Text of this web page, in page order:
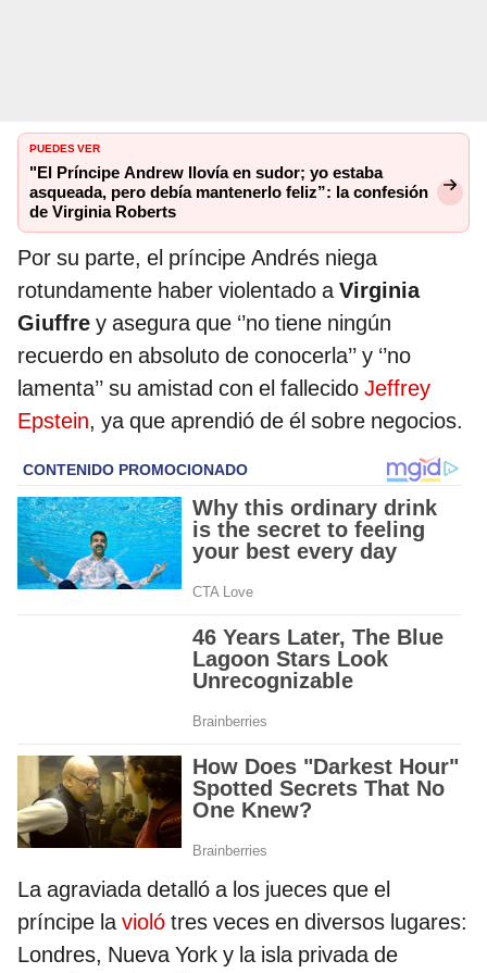
PUEDES VER
"El Príncipe Andrew llovía en sudor; yo estaba
asqueada, pero debía mantenerlo feliz”: la confesión
de Virginia Roberts
Por su parte, el príncipe Andrés niega
rotundamente haber violentado aVirginia
Giuffre y asegura que ‘’no tiene ningún
recuerdo en absoluto de conocerla’’ y ‘’no
lamenta’’ su amistad con el fallecido Jeffrey
Epstein, ya que aprendió de él sobre negocios.
La agraviada detalló a los jueces que el
príncipe lavioló tres veces en diversos lugares:
Londres, Nueva York y la isla privada de